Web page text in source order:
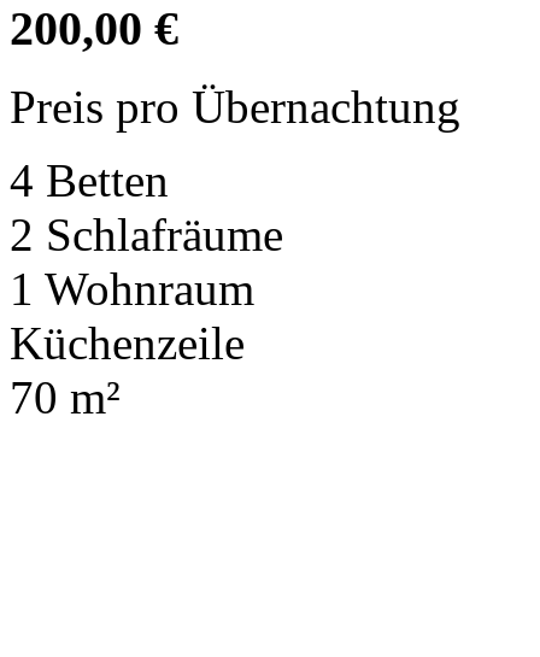
200,00 €
Preis pro Übernachtung
4 Betten
2 Schlafräume
1 Wohnraum
Küchenzeile
70 m²